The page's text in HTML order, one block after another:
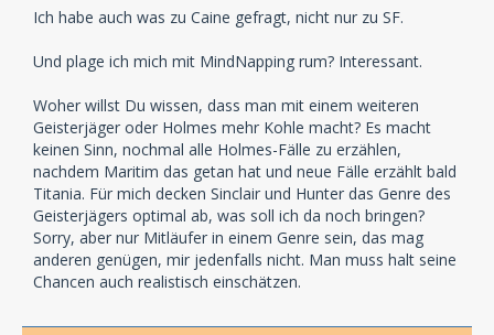
Ich habe auch was zu Caine gefragt, nicht nur zu SF.
Und plage ich mich mit MindNapping rum? Interessant.
Woher willst Du wissen, dass man mit einem weiteren
Geisterjäger oder Holmes mehr Kohle macht? Es macht
keinen Sinn, nochmal alle Holmes-Fälle zu erzählen,
nachdem Maritim das getan hat und neue Fälle erzählt bald
Titania. Für mich decken Sinclair und Hunter das Genre des
Geisterjägers optimal ab, was soll ich da noch bringen?
Sorry, aber nur Mitläufer in einem Genre sein, das mag
anderen genügen, mir jedenfalls nicht. Man muss halt seine
Chancen auch realistisch einschätzen.